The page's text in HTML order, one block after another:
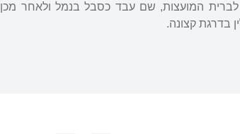
ב-1939 ועם פרוץ המלחמה הגיע לברית המועצות, שם עבד כסבל בנמל ולאחר מכן
בדרגת קצונה.